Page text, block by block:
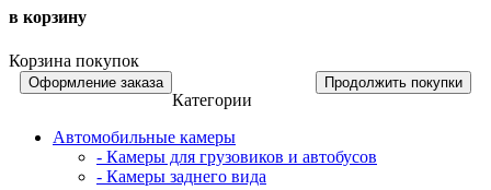
в корзину
Корзина покупок
Оформление заказа Продолжить покупки
Категории
Автомобильные камеры
- Камеры для грузовиков и автобусов
- Камеры заднего вида